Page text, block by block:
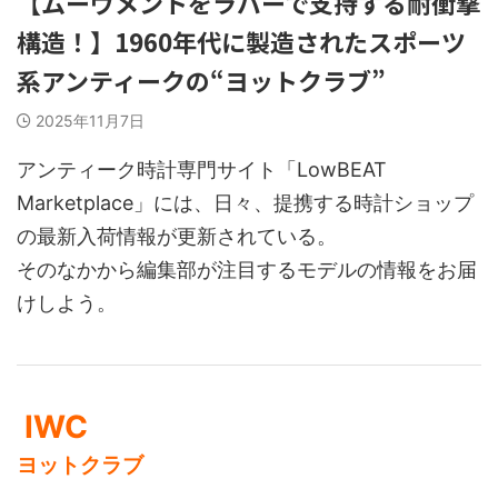
構造！】1960年代に製造されたスポーツ
系アンティークの“ヨットクラブ”
2025年11月7日
アンティーク時計専門サイト「LowBEAT
Marketplace」には、日々、提携する時計ショップ
の最新入荷情報が更新されている。
そのなかから編集部が注目するモデルの情報をお届
けしよう。
IWC
ヨットクラブ